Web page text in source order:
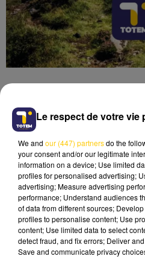
Lecture (5 min 46
17 mai 2025 - 5 min 46 sec
L'INFO DU CANTAL
Le respect de votre
We and our (447) partnersdo the
your consent and/or our legitimate
information on a device; Use limited
profiles for personalised advertising;
advertising; Measure advertising
performance; Understand audiences
of data from different sources;
profiles to personalise content; Use
content; Use limited data to select
detect fraud, and fix errors; Deliver
Save and communicate privacy